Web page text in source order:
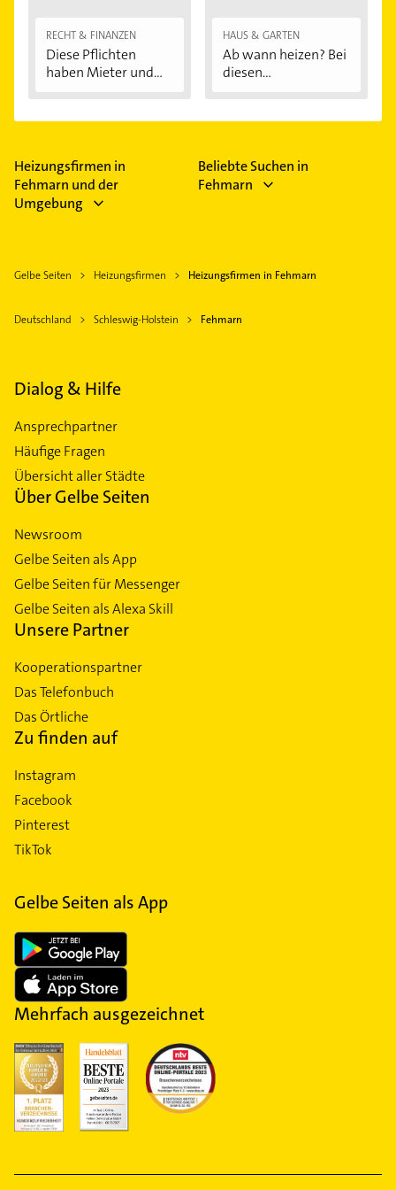
RECHT & FINANZEN
Diese Pflichten
haben Mieter und...
HAUS & GARTEN
Ab wann heizen? Bei
diesen
Heizungsfirmen in
Fehmarn und der
Umgebung
Beliebte Suchen in
Fehmarn
Gelbe Seiten Heizungsfirmen Heizungsfirmen in Fehmarn
Deutschland Schleswig-Holstein Fehmarn
Dialog & Hilfe
Ansprechpartner
Häufige Fragen
Übersicht aller Städte
Über Gelbe Seiten
Newsroom
Gelbe Seiten als App
Gelbe Seiten für Messenger
Gelbe Seiten als Alexa Skill
Unsere Partner
Kooperationspartner
Das Telefonbuch
Das Örtliche
Zu finden auf
Instagram
Facebook
Pinterest
TikTok
Gelbe Seiten als App
Mehrfach ausgezeichnet